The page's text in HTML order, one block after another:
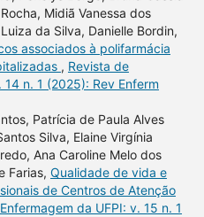
Midiã Vanessa dos
da Silva, Danielle Bordin,
associados à polifarmácia
, Revista de
n. 1 (2025): Rev Enferm
Patrícia de Paula Alves
Silva, Elaine Virgínia
Ana Caroline Melo dos
Farias, Qualidade de vida e
de Centros de Atenção
da UFPI: v. 15 n. 1